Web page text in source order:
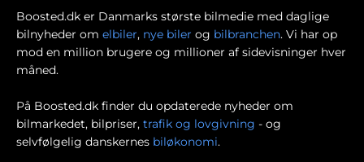
Boosted.dk er Danmarks største bilmedie med daglige
bilnyheder om elbiler, nye biler og bilbranchen. Vi har op
mod en million brugere og millioner af sidevisninger hver
måned.
På Boosted.dk finder du opdaterede nyheder om
bilmarkedet, bilpriser, trafik og lovgivning - og
selvfølgelig danskernes biløkonomi.